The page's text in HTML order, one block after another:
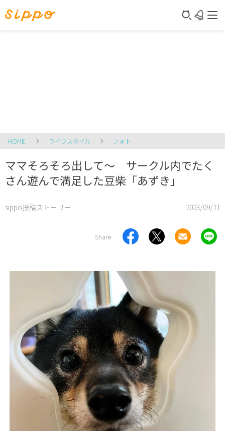
HOME ライフスタイル フォト
ママそろそろ出して～ サークル内でたく
さん遊んで満足した豆柴「あずき」
sippo投稿ストーリー 2023/09/11
Share